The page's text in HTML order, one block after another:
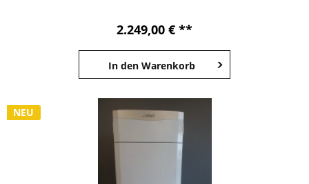
2.249,00 € **
In den Warenkorb
NEU